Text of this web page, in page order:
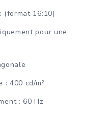
(format 16:10)
pour une
: 400 cd/m²
: 60 Hz